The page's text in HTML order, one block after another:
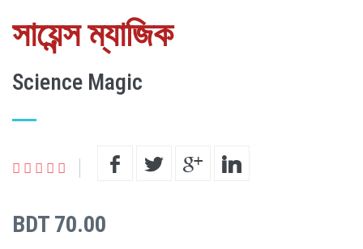
সায়েন্স ম্যাজিক
Science Magic
BDT 70.00